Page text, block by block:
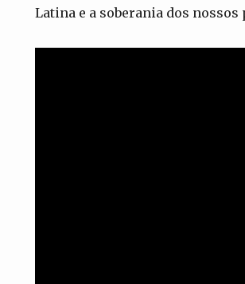
Latina e a soberania dos